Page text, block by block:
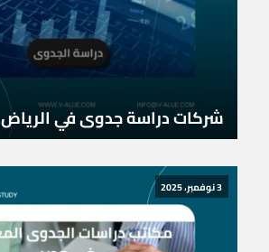
شركات دراسة جدوى في الرياض
3 نوفمبر، 2025